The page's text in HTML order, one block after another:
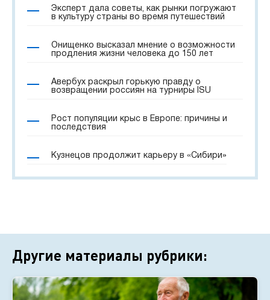
Эксперт дала советы, как рынки погружают
в культуру страны во время путешествий
Онищенко высказал мнение о возможности
продления жизни человека до 150 лет
Авербух раскрыл горькую правду о
возвращении россиян на турниры ISU
Рост популяции крыс в Европе: причины и
последствия
Кузнецов продолжит карьеру в «Сибири»
Другие материалы рубрики: